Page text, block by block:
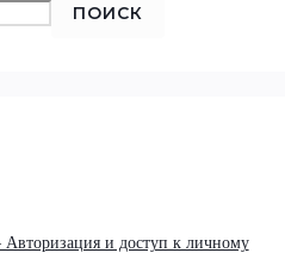
ПОИСК
и доступ к личному